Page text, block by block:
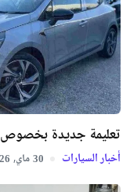
تعليمة جديدة بخصوص
أخبار السيارات 30 ماي,